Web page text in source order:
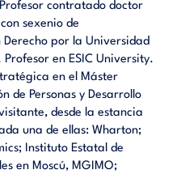
contratado doctor
sexenio de
por la Universidad
en ESIC University.
en el Máster
de Personas y Desarrollo
desde la estancia
una de ellas: Wharton;
Instituto Estatal de
en Moscú, MGIMO;